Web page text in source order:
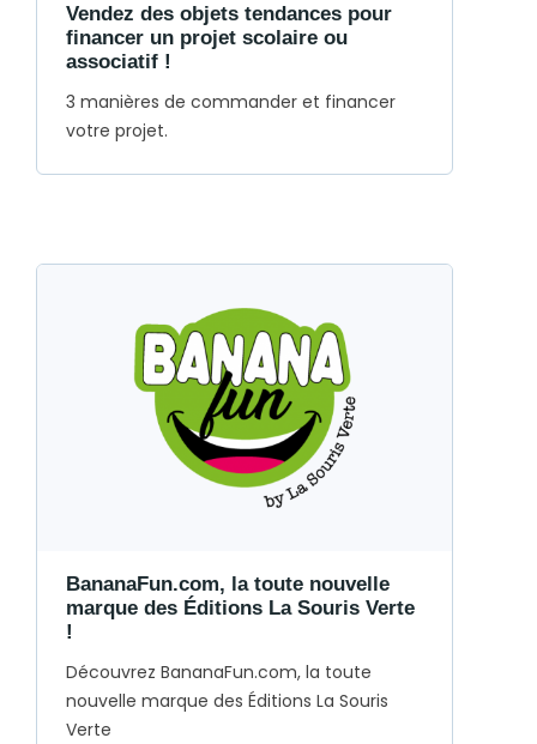
Vendez des objets tendances pour
financer un projet scolaire ou
associatif !
3 manières de commander et financer
votre projet.
BananaFun.com, la toute nouvelle
marque des Éditions La Souris Verte
!
Découvrez BananaFun.com, la toute
nouvelle marque des Éditions La Souris
Verte